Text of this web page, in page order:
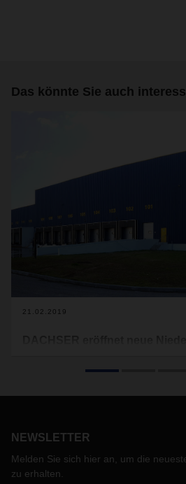
Das könnte Sie auch
21.02.2019
Coimbra in Portugal bezogen.
NEWSLETTER
Melden Sie sich hier an, um die
zu erhalten.